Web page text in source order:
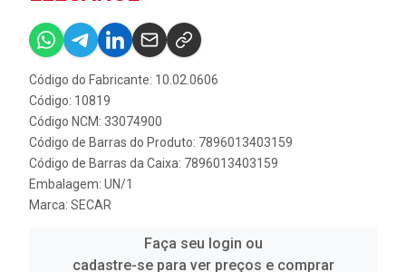
Código do Fabricante: 10.02.0606
Código: 10819
Código NCM: 33074900
Código de Barras do Produto: 7896013403159
Código de Barras da Caixa: 7896013403159
Embalagem: UN/1
Marca: SECAR
Faça seu login ou
cadastre-se para ver preços e comprar